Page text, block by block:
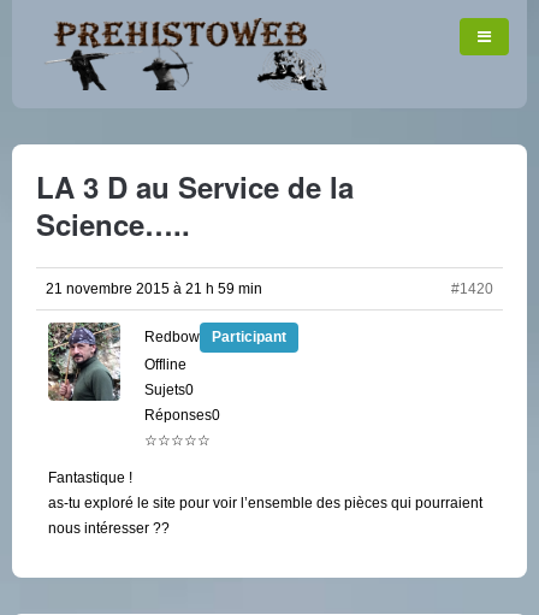
LA 3 D au Service de la
Science…..
21 novembre 2015 à 21 h 59 min #1420
Redbow
Participant
Offline
Sujets0
Réponses0
☆☆☆☆☆
Fantastique !
as-tu exploré le site pour voir l’ensemble des pièces qui pourraient
nous intéresser ??